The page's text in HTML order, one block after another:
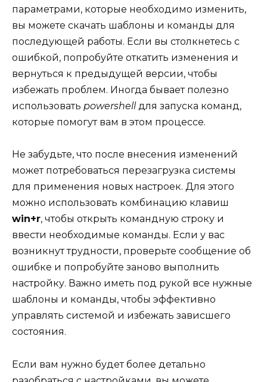
параметрами, которые необходимо изменить,
вы можете скачать шаблоны и команды для
последующей работы. Если вы столкнетесь с
ошибкой, попробуйте откатить изменения и
вернуться к предыдущей версии, чтобы
избежать проблем. Иногда бывает полезно
использовать powershell для запуска команд,
которые помогут вам в этом процессе.
Не забудьте, что после внесения изменений
может потребоваться перезагрузка системы
для применения новых настроек. Для этого
можно использовать комбинацию клавиш
win+r, чтобы открыть командную строку и
ввести необходимые команды. Если у вас
возникнут трудности, проверьте сообщение об
ошибке и попробуйте заново выполнить
настройку. Важно иметь под рукой все нужные
шаблоны и команды, чтобы эффективно
управлять системой и избежать зависшего
состояния.
Если вам нужно будет более детально